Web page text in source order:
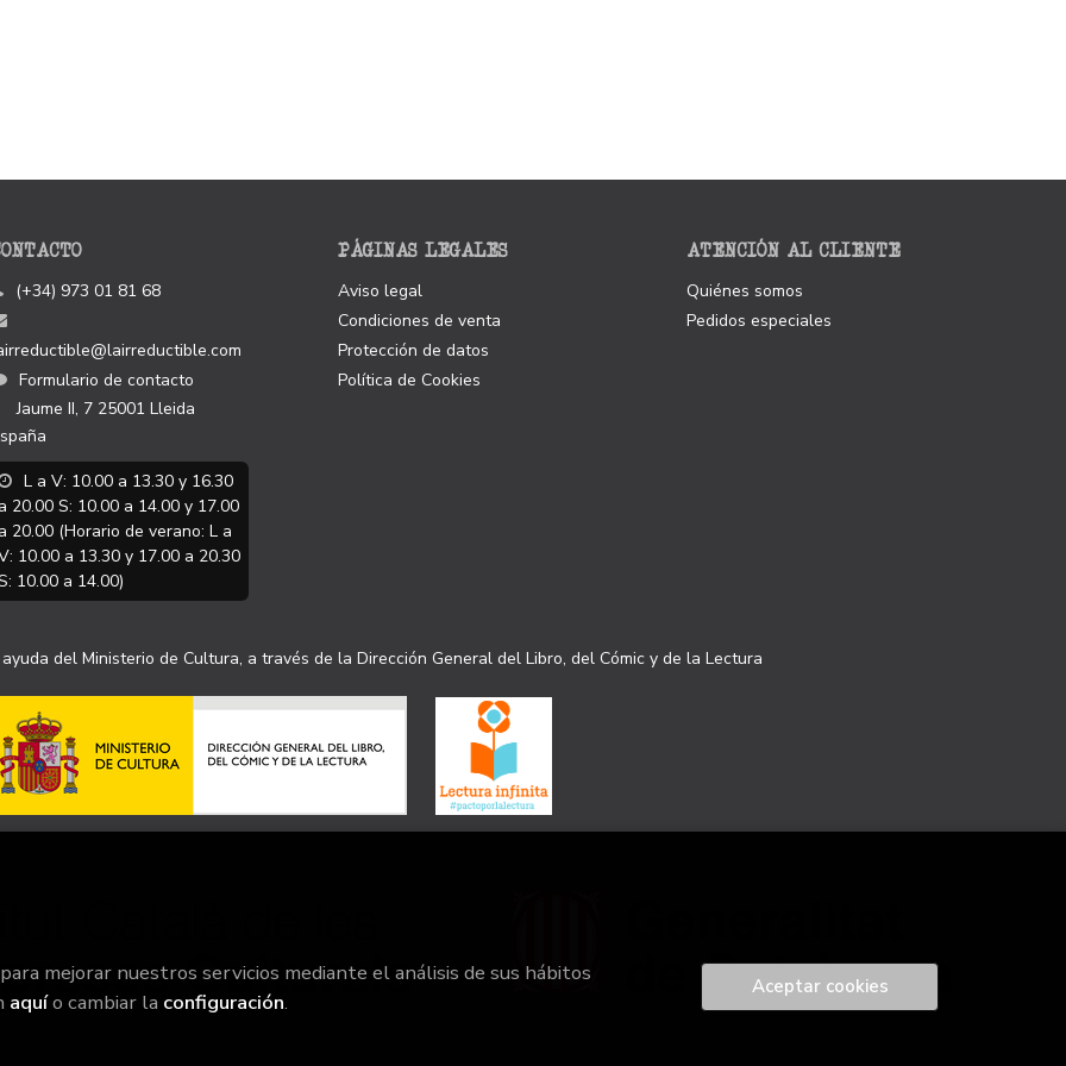
(+34) 973 01 81 68
Formulario de contacto
Jaume II, 7 25001 Lleida
L a V: 10.00 a 13.30 y 16.30
20.00 S: 10.00 a 14.00 y 17.00
20.00 (Horario de verano: L a
10.00 a 13.30 y 17.00 a 20.30
10.00 a 14.00)
PÁGINAS LEGALES
Aviso legal
Condiciones de venta
Protección de datos
Política de Cookies
ATENCIÓN AL CLIENTE
Quiénes somos
Pedidos especiales
del Ministerio de Cultura, a través de la Dirección General del Libro, del Cómic y de la Lectura
mejorar nuestros servicios mediante el análisis de sus hábitos
aquío cambiar la configuración.
Aceptar cookies